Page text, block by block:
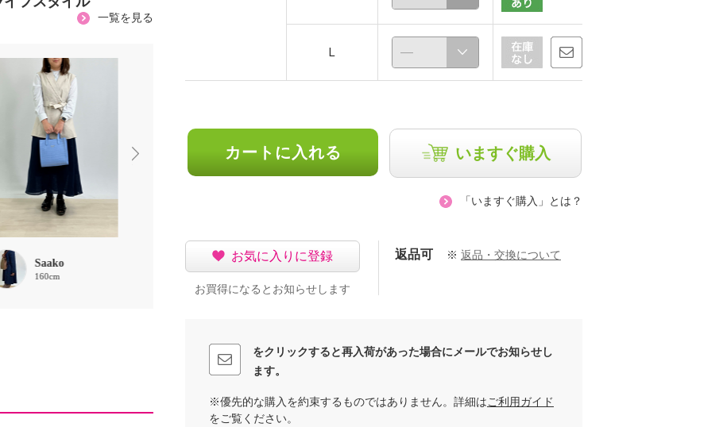
一覧を見る
Saako
160cm
クッキー ささまま
Ｌ
カートに入れる いますぐ購入
「いますぐ購入」とは？
お気に入りに登録
お買得になるとお知らせします
返品可 ※ 返品・交換について
をクリックすると再入荷があった場合にメールでお知らせし
ます。
※優先的な購入を約束するものではありません。詳細は ご利用ガイド
をご覧ください。